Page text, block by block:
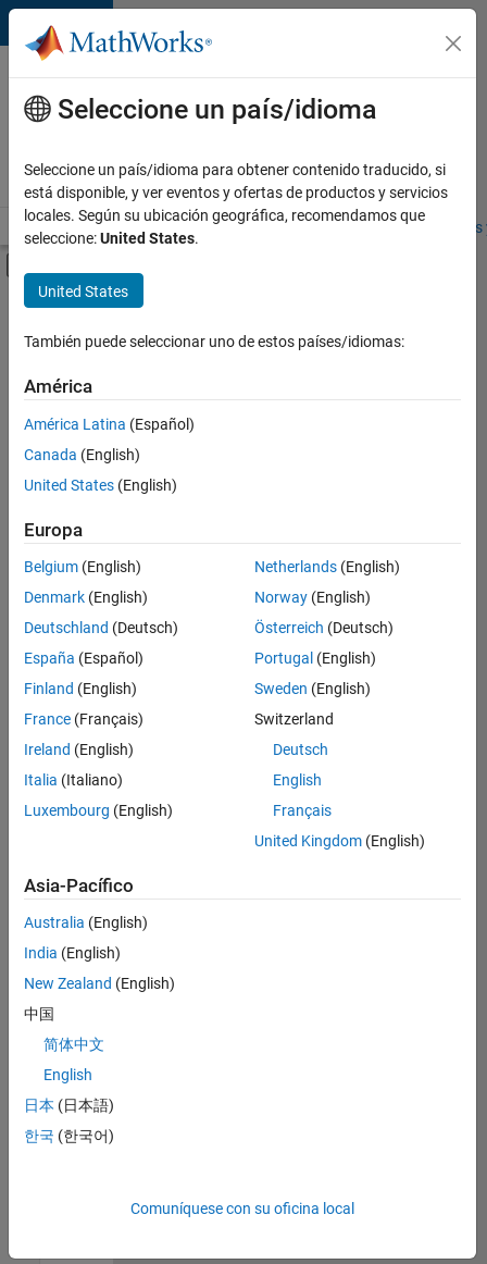
Saltar al contenido
Ofertas
de
empleo
MathWorks
Visión general Búsqueda de empleo Oficinas locales
Contenido principal
FILTRADO POR
Education Marketing
Ordenar por
Guardar
empleos
seleccionados
No se
han
traducido
todos
los
empleos.
Busque
por
ubicación
todos
empleos
en su
zona.
Senior Application Engineer - Aerospace - Control Systems
Aerospace -
Systems
Technical Sales
Engineering |
Seleccione un país/idioma
Seleccione un país/idioma para obtener contenido traducido, si
está disponible, y ver eventos y ofertas de productos y servicios
locales. Según su ubicación geográfica, recomendamos que
seleccione:United States.
United States
También puede seleccionar uno de estos países/idiomas:
América
América Latina (Español)
Canada (English)
United States (English)
Europa
Belgium (English)
Denmark (English)
Deutschland (Deutsch)
España (Español)
Finland (English)
France (Français)
Ireland (English)
Italia (Italiano)
Luxembourg (English)
Netherlands(English)
Norway(English)
Österreich (Deutsch)
Portugal (English)
Sweden (English)
Switzerland
Deutsch
English
Français
United Kingdom(English)
Asia-Pacífico
Australia (English)
India (English)
New Zealand (English)
中国
简体中文
English
日本 (日本語)
한국 (한국어)
Comuníquese con su oficina local